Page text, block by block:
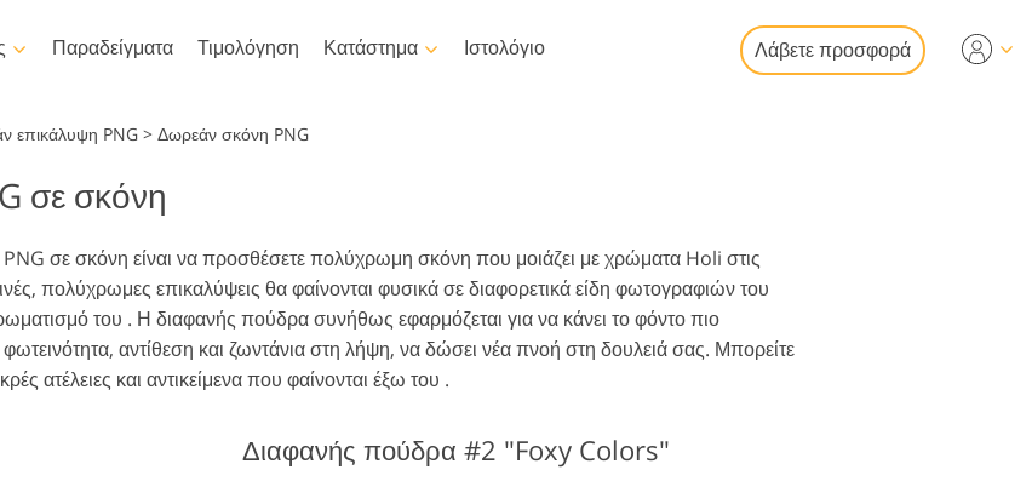
νεογέννητου
ακίνητης περιουσίας
που
Παραδείγματα Τιμολόγηση Κατάστημα
Photoshop
συλλογές Ps
Templates
Κάρτες για την Ημέρα του
Αγίου Βαλεντίνου
Προσκλητήρια γάμου
Πρόσκληση σε παιδικό
πάρτι
Επαγγελματικές
επικαλύψεις βίντεο
Ιστολόγιο Λάβετε προσφορά
επικάλυψη PNG > Δωρεάν σκόνη PNG
σε σκόνη
σε σκόνη είναι να προσθέσετε πολύχρωμη σκόνη που μοιάζει με χρώματα Holi στις
πολύχρωμες επικαλύψεις θα φαίνονται φυσικά σε διαφορετικά είδη φωτογραφιών του
του . Η διαφανής πούδρα συνήθως εφαρμόζεται για να κάνει το φόντο πιο
αντίθεση και ζωντάνια στη λήψη, να δώσει νέα πνοή στη δουλειά σας. Μπορείτε
ατέλειες και αντικείμενα που φαίνονται έξω του .
Διαφανής πούδρα #2 "Foxy Colors"